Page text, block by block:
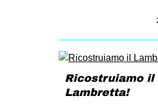
Ricostruiamo il
Lambretta!